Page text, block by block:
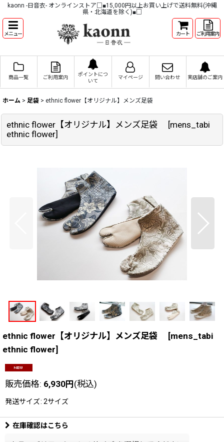
kaonn -日音衣- オンラインストア□■15,000円以上お買い上げで送料無料(沖縄
県・北海道を除く)■□
メニュー カート ご利用案内
商品一覧 ご利用案内
ポイントにつ
いて
マイページ 問い合わせ 実店舗のご案内
ホーム > 足袋 > ethnic flower【オリジナル】メンズ足袋
ethnic flower【オリジナル】メンズ足袋 [mens_tabi
ethnic flower]
ethnic flower【オリジナル】メンズ足袋 [mens_tabi
ethnic flower]
販売価格: 6,930円(税込)
発送サイズ: 2サイズ
在庫確認はこちら